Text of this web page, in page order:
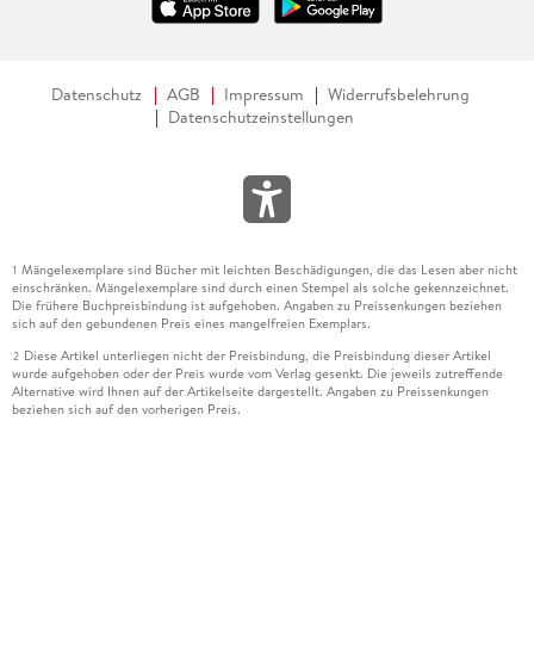
Datenschutz AGB Impressum
Widerrufsbelehrung
Datenschutzeinstellungen
1 Mängelexemplare sind Bücher mit leichten Beschädigungen, die das Lesen aber nicht
einschränken. Mängelexemplare sind durch einen Stempel als solche gekennzeichnet.
Die frühere Buchpreisbindung ist aufgehoben. Angaben zu Preissenkungen beziehen
sich auf den gebundenen Preis eines mangelfreien Exemplars.
2 Diese Artikel unterliegen nicht der Preisbindung, die Preisbindung dieser Artikel
wurde aufgehoben oder der Preis wurde vom Verlag gesenkt. Die jeweils zutreffende
Alternative wird Ihnen auf der Artikelseite dargestellt. Angaben zu Preissenkungen
beziehen sich auf den vorherigen Preis.